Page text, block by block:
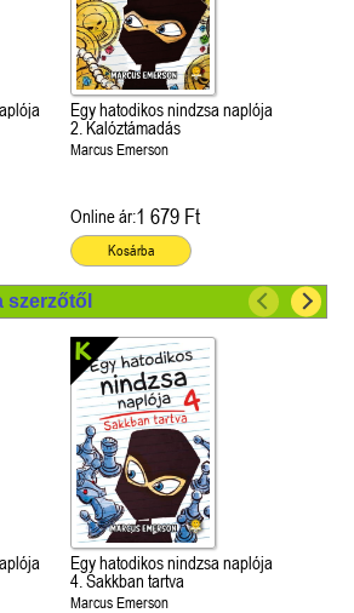
Egy hatodikos nindzsa naplója
2. Kalóztámadás
Marcus Emerson
Online ár:1 679 Ft
Kosárba
szerzőtől
Egy hatodikos nindzsa naplója
4. Sakkban tartva
Marcus Emerson